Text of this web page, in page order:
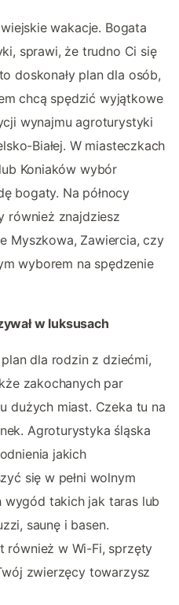
wakacje. Bogata
sprawi, że trudno Ci się
doskonały plan dla osób,
chcą spędzić wyjątkowe
wynajmu agroturystyki
Białej. W miasteczkach
Koniaków wybór
bogaty. Na północy
również znajdziesz
Myszkowa, Zawiercia, czy
wyborem na spędzenie
w luksusach
dla rodzin z dziećmi,
zakochanych par
dużych miast. Czeka tu na
Agroturystyka śląska
jakich
się w pełni wolnym
takich jak taras lub
saunę i basen.
również w Wi-Fi, sprzęty
zwierzęcy towarzysz